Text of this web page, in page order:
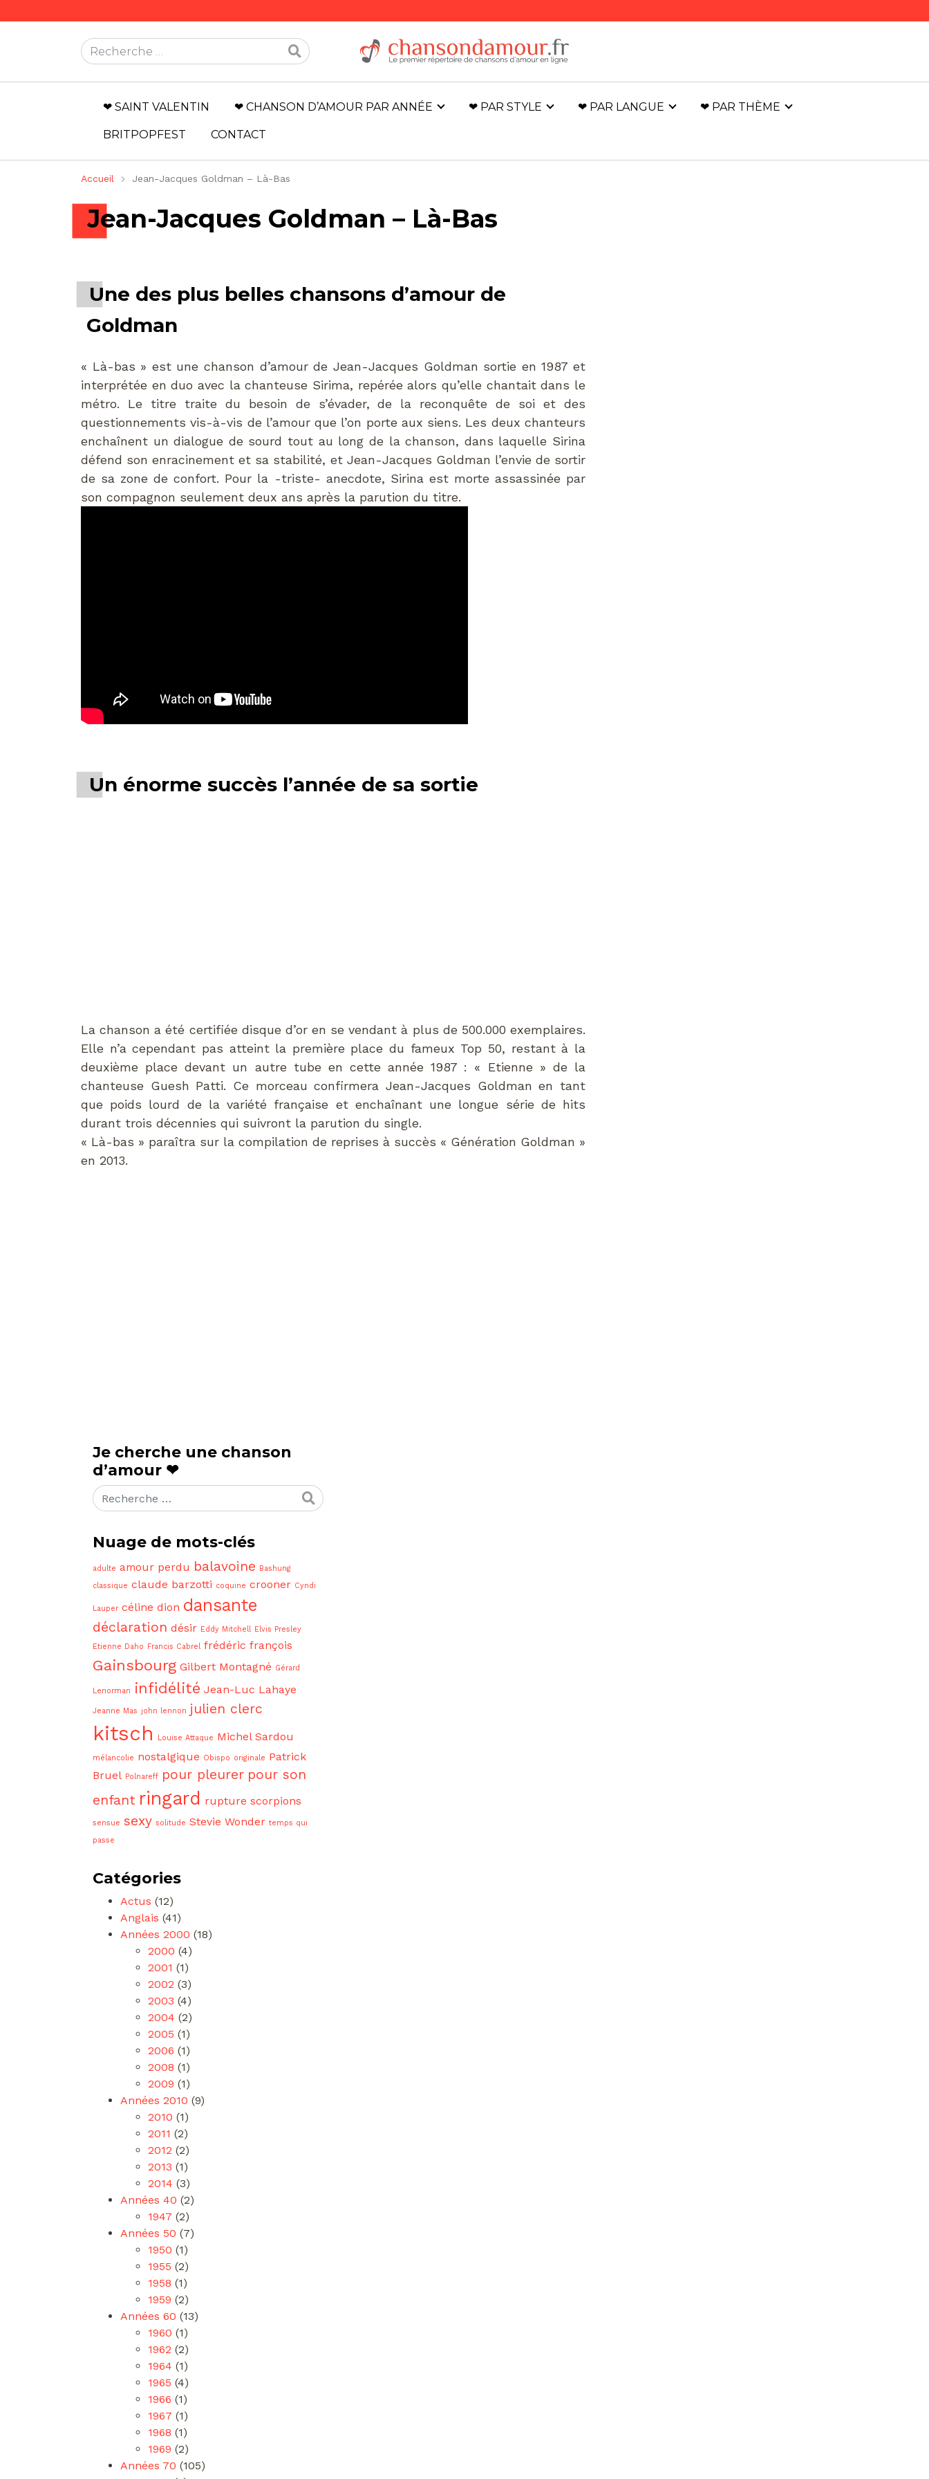
Rechercher
❤ SAINT VALENTIN ❤ CHANSON D’AMOUR PAR ANNÉE ❤ PAR STYLE ❤ PAR LANGUE ❤ PAR THÈME
BRITPOPFEST CONTACT
Accueil Jean-Jacques Goldman – Là-Bas
Jean-Jacques Goldman – Là-Bas
Une des plus belles chansons d’amour de
Goldman
« Là-bas » est une chanson d’amour de Jean-Jacques Goldman sortie en 1987 et
interprétée en duo avec la chanteuse Sirima, repérée alors qu’elle chantait dans le
métro. Le titre traite du besoin de s’évader, de la reconquête de soi et des
questionnements vis-à-vis de l’amour que l’on porte aux siens. Les deux chanteurs
enchaînent un dialogue de sourd tout au long de la chanson, dans laquelle Sirina
défend son enracinement et sa stabilité, et Jean-Jacques Goldman l’envie de sortir
de sa zone de confort. Pour la -triste- anecdote, Sirina est morte assassinée par
son compagnon seulement deux ans après la parution du titre.
Un énorme succès l’année de sa sortie
La chanson a été certifiée disque d’or en se vendant à plus de 500.000 exemplaires.
Elle n’a cependant pas atteint la première place du fameux Top 50, restant à la
deuxième place devant un autre tube en cette année 1987 : « Etienne » de la
chanteuse Guesh Patti. Ce morceau confirmera Jean-Jacques Goldman en tant
que poids lourd de la variété française et enchaînant une longue série de hits
durant trois décennies qui suivront la parution du single.
« Là-bas » paraîtra sur la compilation de reprises à succès « Génération Goldman »
en 2013.
Je cherche une chanson
d’amour ❤
Rechercher
Nuage de mots-clés
adulte amour perdu balavoine
Bashung
classique claude barzotti coquine crooner Cyndi
Lauper céline dion dansante
déclaration désir Eddy Mitchell Elvis Presley
Etienne Daho
Francis Cabrel frédéric françois
Gainsbourg Gilbert Montagné Gérard
Lenorman infidélité Jean-Luc Lahaye
Jeanne Mas john lennon julien clerc
kitsch Louise Attaque Michel Sardou
mélancolie nostalgique Obispo originale Patrick
Bruel Polnareff pour pleurer pour son
enfant ringard rupture scorpions
sensue sexy solitude Stevie Wonder temps qui
passe
Catégories
Actus (12)
Anglais (41)
Années 2000 (18)
2000 (4)
2001 (1)
2002 (3)
2003 (4)
2004 (2)
2005 (1)
2006 (1)
2008 (1)
2009 (1)
Années 2010 (9)
2010 (1)
2011 (2)
2012 (2)
2013 (1)
2014 (3)
Années 40 (2)
1947 (2)
Années 50 (7)
1950 (1)
1955 (2)
1958 (1)
1959 (2)
Années 60 (13)
1960 (1)
1962 (2)
1964 (1)
1965 (4)
1966 (1)
1967 (1)
1968 (1)
1969 (2)
Années 70 (105)